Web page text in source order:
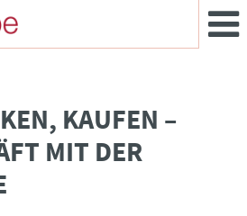
KAUFEN –
MIT DER